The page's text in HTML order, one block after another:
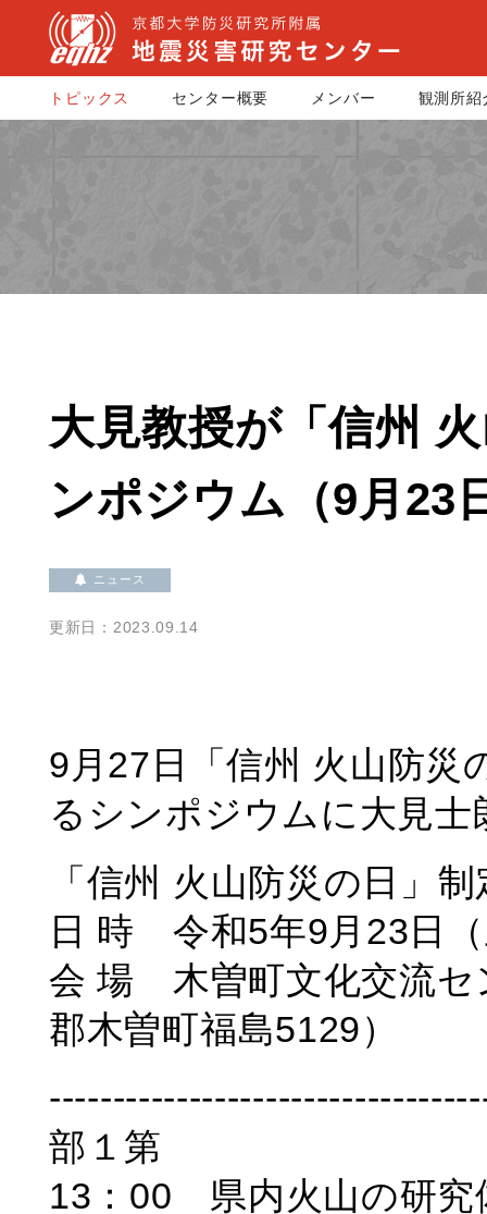
トピックス センター概要 メンバー 観測所紹
大見教授が「信州
ンポジウム（9月23
ニュース
更新日：2023.09.14
9月27日「信州 火山防災
るシンポジウムに大見
「信州 火山防災の日」
日 時 令和5年9月23日
会 場 木曽町文化交流セ
郡木曽町福島5129）
部１第
13：00 県内火山の研究